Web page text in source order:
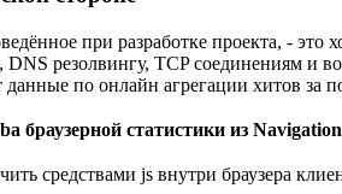
при разработке проекта, -
DNS резолвингу, TCP соединениям
данные по онлайн агрегации хитов
браузерной статистики из
средствами js внутри браузера